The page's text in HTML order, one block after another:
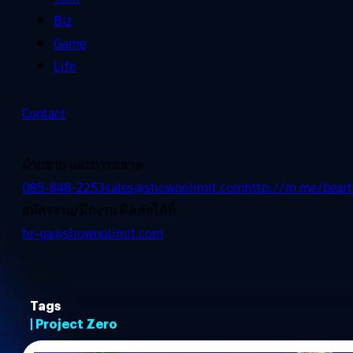
Biz
Game
Life
Contact
ฝ่ายขาย และการตลาด
085-848-2253sales@shownolimit.comhttp://m.me/
สมัครงาน/ฝึกงาน ติดต่อได้ที่
hr-ga@shownolimit.com
Tags
| Project Zero